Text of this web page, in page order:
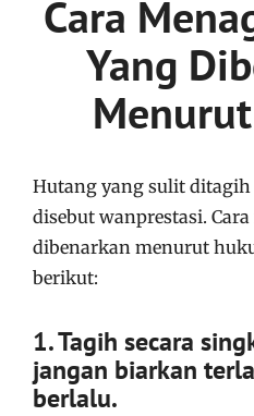
Cara
Yang
Hutang yang sulit
disebut wanprestasi.
dibenarkan menurut
berikut:
1. Tagih secara
jangan biarkan
berlalu.